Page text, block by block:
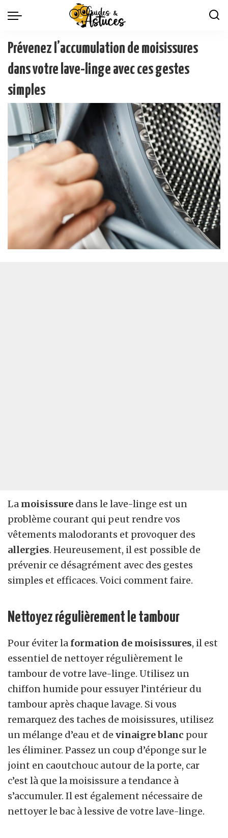
Prévenez l’accumulation de moisissures
dans votre lave-linge avec ces gestes
simples
La moisissure dans le lave-linge est un
problème courant qui peut rendre vos
vêtements malodorants et provoquer des
allergies. Heureusement, il est possible de
prévenir ce désagrément avec des gestes
simples et efficaces. Voici comment faire.
Nettoyez régulièrement le tambour
Pour éviter la formation de moisissures, il est
essentiel de nettoyer régulièrement le
tambour de votre lave-linge. Utilisez un
chiffon humide pour essuyer l’intérieur du
tambour après chaque lavage. Si vous
remarquez des taches de moisissures, utilisez
un mélange d’eau et de vinaigre blanc pour
les éliminer. Passez un coup d’éponge sur le
joint en caoutchouc autour de la porte, car
c’est là que la moisissure a tendance à
s’accumuler. Il est également nécessaire de
nettoyer le bac à lessive de votre lave-linge.